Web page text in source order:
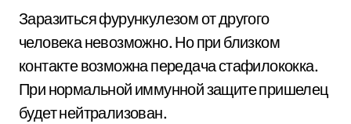
Заразиться фурункулезом от другого
человека невозможно. Но при близком
контакте возможна передача стафилококка.
При нормальной иммунной защите пришелец
будет нейтрализован.